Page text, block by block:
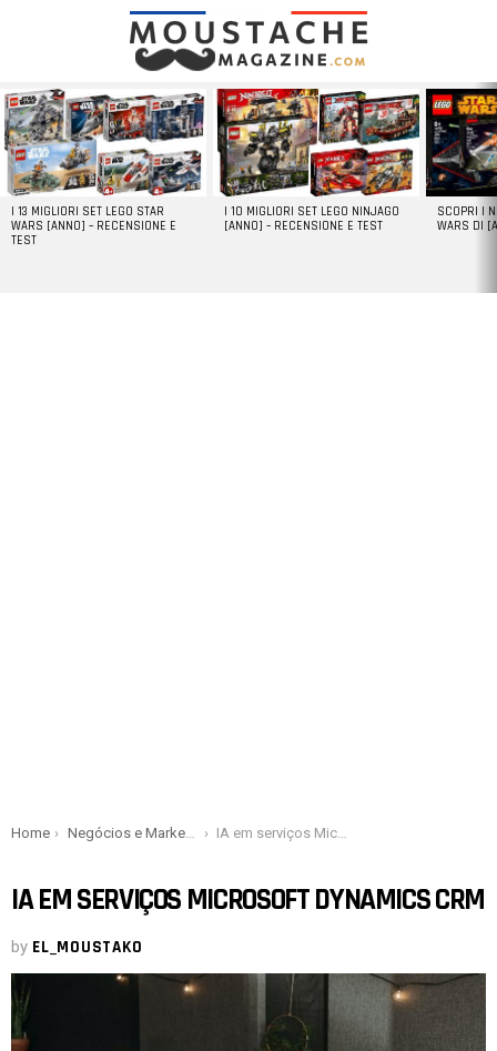
LATEST
STORIES
I 13 MIGLIORI SET LEGO STAR
WARS [ANNO] – RECENSIONE E
TEST
I 10 MIGLIORI SET LEGO NINJAGO
[ANNO] – RECENSIONE E TEST
SCOPRI I
WARS DI
You are here:
Home Negócios e Marketing IA em serviços Microsoft Dynamics CRM
IA EM SERVIÇOS MICROSOFT DYNAMICS CRM
by EL_MOUSTAKO